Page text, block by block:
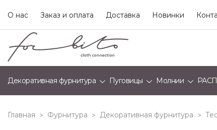
О нас Заказ и оплата Доставка Новинки
Декоративная фурнитура Пуговицы Молнии
Главная > Фурнитура > Декоративная фурнитура >